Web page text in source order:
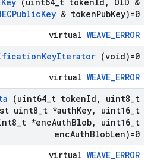
ECPublicKey & tokenPubKey)=0
virtual WEAVE_ERROR
KeyIterator (void)=0
virtual WEAVE_ERROR
(uint64 t tokenId , uint8 t
uint8 t *authKey, uint16 t
t *encAuthBlob, uint16 t
encAuthBlobLen)=0
virtual WEAVE_ERROR